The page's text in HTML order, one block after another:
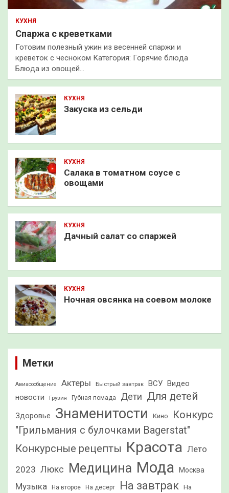
КУХНЯ
Спаржа с креветками
Готовим полезный ужин из весенней спаржи и
креветок с чесноком Категория: Горячие блюда
Блюда из овощей…
КУХНЯ
Закуска из сельди
КУХНЯ
Салака в томатном соусе с
овощами
КУХНЯ
Дачный салат со спаржей
КУХНЯ
Ночная овсянка на соевом молоке
Метки
Авиасообщение Актеры Быстрый завтрак ВСУ
Видео
новости
Грузия Губная помада Дети Для детей
Здоровье Знаменитости Кино
Конкурс
"Грильмания с булочками Bagerstat"
Конкурсные рецепты Красота Лето
2023 Люкс Медицина Мода Москва
Музыка На второе На десерт На завтрак На